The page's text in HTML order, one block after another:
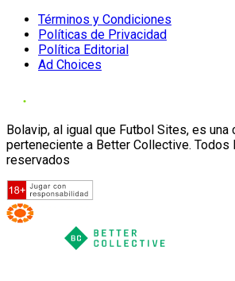
Términos y Condiciones
Políticas de Privacidad
Política Editorial
Ad Choices
Bolavip, al igual que Futbol Sites, es una
perteneciente a Better Collective. Todos
reservados